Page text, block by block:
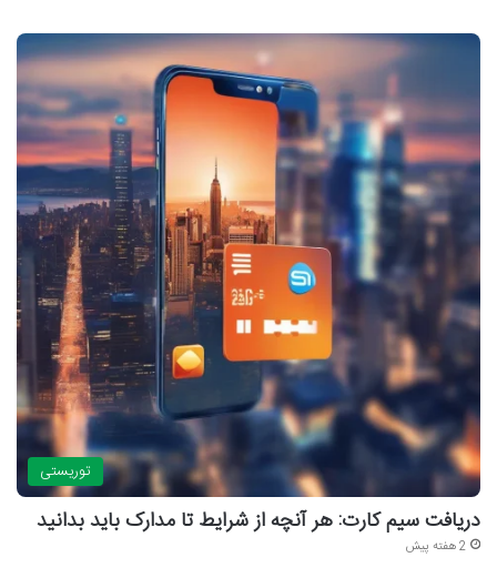
توریستی
دریافت سیم کارت: هر آنچه از شرایط تا مدارک باید بدانید
2 هفته پیش